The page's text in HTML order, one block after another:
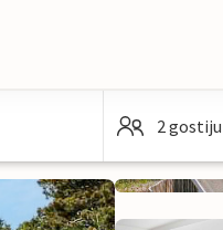
2 gostiju